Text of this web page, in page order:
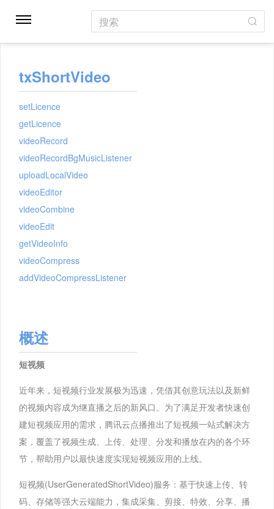
搜索
txShortVideo
setLicence
getLicence
videoRecord
videoRecordBgMusicListener
uploadLocalVideo
videoEditor
videoCombine
videoEdit
getVideoInfo
videoCompress
addVideoCompressListener
概述
短视频
近年来，短视频行业发展极为迅速，凭借其创意玩法以及新鲜
的视频内容成为继直播之后的新风口。为了满足开发者快速创
建短视频应用的需求，腾讯云点播推出了短视频一站式解决方
案，覆盖了视频生成、上传、处理、分发和播放在内的各个环
节，帮助用户以最快速度实现短视频应用的上线。
短视频(UserGeneratedShortVideo)服务：基于快速上传、转
码、存储等强大云端能力，集成采集、剪接、特效、分享、播